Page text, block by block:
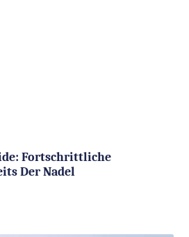
Fortschrittliche
Der Nadel